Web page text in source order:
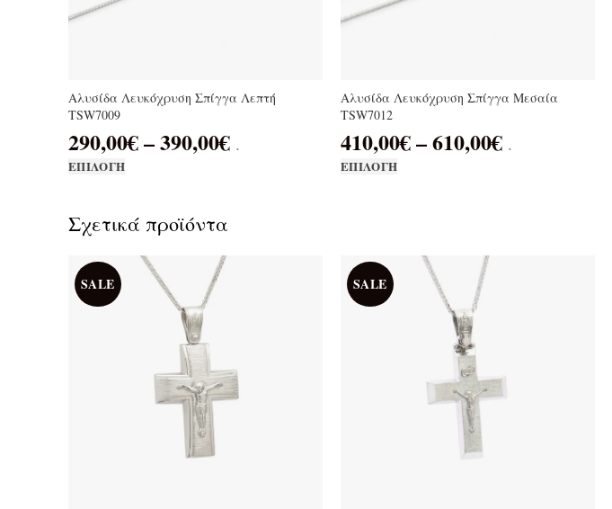
Αλυσίδα Λευκόχρυση Σπίγγα Λεπτή
TSW7009
290,00€–390,00€ .
ΕΠΙΛΟΓΉ
Αλυσίδα Λευκόχρυση Σπίγγα Μεσαία
TSW7012
410,00€–610,00€ .
ΕΠΙΛΟΓΉ
Σχετικά προϊόντα
SALE SALE